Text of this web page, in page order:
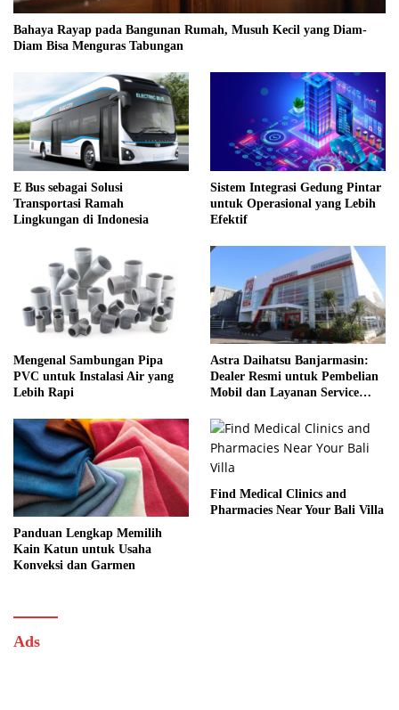
Bahaya Rayap pada Bangunan Rumah, Musuh Kecil yang Diam-
Diam Bisa Menguras Tabungan
E Bus sebagai Solusi
Transportasi Ramah
Lingkungan di Indonesia
Sistem Integrasi Gedung Pintar
untuk Operasional yang Lebih
Efektif
Mengenal Sambungan Pipa
PVC untuk Instalasi Air yang
Lebih Rapi
Astra Daihatsu Banjarmasin:
Dealer Resmi untuk Pembelian
Mobil dan Layanan Service
Panduan Lengkap Memilih
Kain Katun untuk Usaha
Konveksi dan Garmen
Find Medical Clinics and
Pharmacies Near Your Bali Villa
Ads